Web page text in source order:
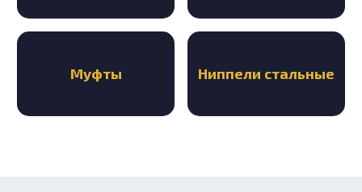
Муфты Ниппели стальные